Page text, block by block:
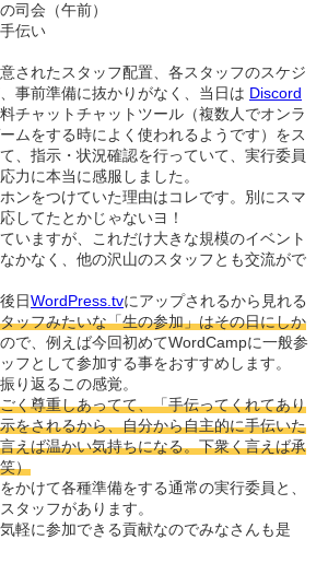
司会（午前）
伝い
されたスタッフ配置、各スタッフのスケジ
事前準備に抜かりがなく、当日は Discord
チャットチャットツール（複数人でオンラ
ムをする時によく使われるようです）をス
、指示・状況確認を行っていて、実行委員
力に本当に感服しました。
ンをつけていた理由はコレです。別にスマ
してたとかじゃないヨ！
いますが、これだけ大きな規模のイベント
かなく、他の沢山のスタッフとも交流がで
日WordPress.tvにアップされるから見れる
ッフみたいな「生の参加」はその日にしか
で、例えば今回初めてWordCampに一般参
フとして参加する事をおすすめします。
り返るこの感覚。
く尊重しあってて、「手伝ってくれてあり
をされるから、自分から自主的に手伝いた
えば温かい気持ちになる。下衆く言えば承
）
かけて各種準備をする通常の実行委員と、
タッフがあります。
軽に参加できる貢献なのでみなさんも是